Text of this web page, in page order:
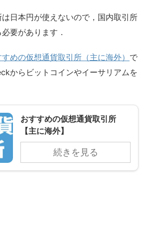
日本円が使えないので，国内取引所
要があります．
すめの仮想通貨取引所（主に海外） で
からビットコインやイーサリアムを
おすすめの仮想通貨取引所
【主に海外】
続きを見る